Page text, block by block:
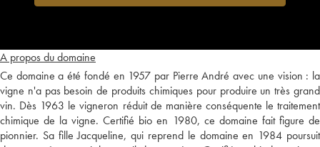
A propos du domaine
Ce domaine a été fondé en 1957 par Pierre André avec une vision : la
vigne n'a pas besoin de produits chimiques pour produire un très grand
vin. Dès 1963 le vigneron réduit de manière conséquente le traitement
chimique de la vigne. Certifié bio en 1980, ce domaine fait figure de
pionnier. Sa fille Jacqueline, qui reprend le domaine en 1984 poursuit